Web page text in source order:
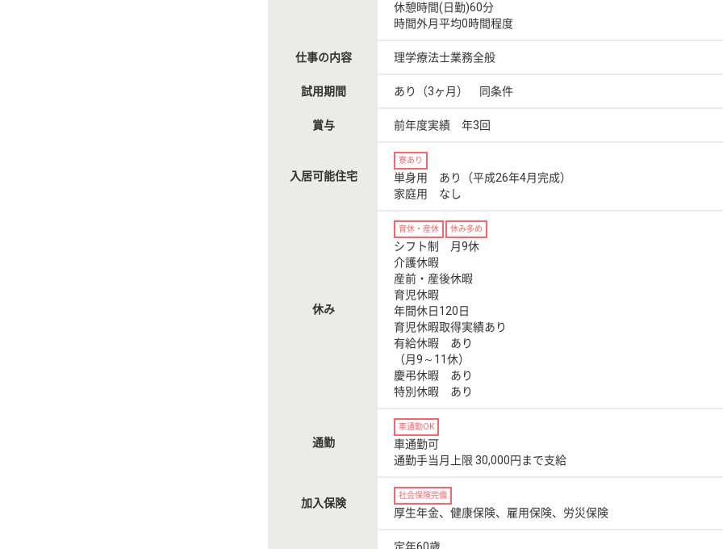
休憩時間(日勤)60分
時間外月平均0時間程度
仕事の内容 理学療法士業務全般
試用期間 あり（3ヶ月） 同条件
賞与 前年度実績 年3回
入居可能住宅
寮あり
単身用 あり（平成26年4月完成）
家庭用 なし
休み
育休・産休 休み多め
シフト制 月9休
介護休暇
産前・産後休暇
育児休暇
年間休日120日
育児休暇取得実績あり
有給休暇 あり
（月9～11休）
慶弔休暇 あり
特別休暇 あり
通勤
車通勤OK
車通勤可
通勤手当月上限 30,000円まで支給
加入保険
社会保険完備
厚生年金、健康保険、雇用保険、労災保険